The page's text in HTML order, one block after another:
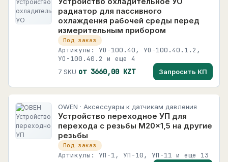
радиатор для пассивного
охлаждения рабочей среды перед
измерительным прибором
Под заказ
Артикулы: УО-100.40, УО-100.40.1.2,
УО-100.40.2 и еще 4
7 SKU от 3660,00 KZT Запросить КП
OWEN · Аксессуары к датчикам давления
Устройство переходное УП для
перехода с резьбы М20×1,5 на другие
резьбы
Под заказ
Артикулы: УП-1, УП-10, УП-11 и еще 13